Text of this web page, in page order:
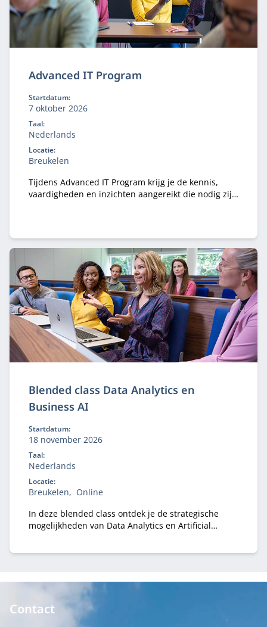
Advanced IT Program
Startdatum:
7 oktober 2026
Taal:
Nederlands
Locatie:
Breukelen
Tijdens Advanced IT Program krijg je de kennis,
vaardigheden en inzichten aangereikt die nodig zijn
Blended class Data Analytics en
Business AI
Startdatum:
18 november 2026
Taal:
Nederlands
Locatie:
Breukelen
Online
In deze blended class ontdek je de strategische
mogelijkheden van Data Analytics en Artificial
Contact